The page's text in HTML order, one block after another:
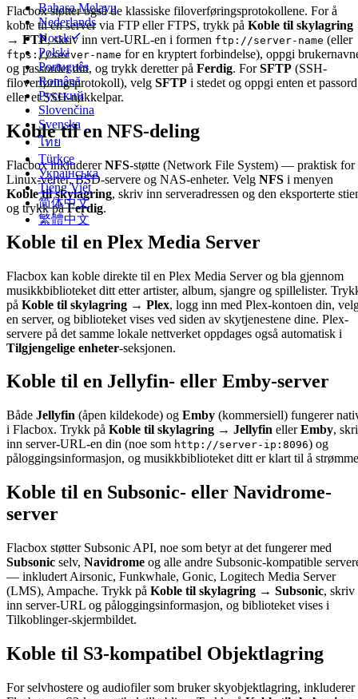
Bahasa Melayu
Nederlands
Norsk
Polski
Português
Română
Русский
Slovenčina
Svenska
ไทย
Türkçe
Українська
Tiếng Việt
简体中文
繁體中文
Flacbox støtter også de klassiske filoverføringsprotokollene. For å
koble til en server via FTP eller FTPS, trykk på Koble til skylagring
→ FTP, skriv inn vert-URL-en i formen ftp://server-name (eller
ftps://server-name for en kryptert forbindelse), oppgi
og passordet ditt, og trykk deretter på Ferdig. ForSFTP (SSH-
filoverføringsprotokoll), velg SFTP i stedet og oppgi enten et passord
eller et SSH-nøkkelpar.
Koble til en NFS-deling
Flacbox inkludererNFS-støtte (Network File System) — praktisk for
Linux-verter, BSD-servere og NAS-enheter. Velg NFS i menyen
Koble til skylagring, skriv inn serveradressen og den eksporterte
og trykk påFerdig.
Koble til en Plex Media Server
Flacbox kan koble direkte til en Plex Media Server og bla gjennom
musikkbiblioteket ditt etter artister, album, sjangre og spillelister.
på Koble til skylagring → Plex, logg inn med Plex-kontoen din,
en server, og biblioteket vises ved siden av skytjenestene dine. Plex-
servere på det samme lokale nettverket oppdages også automatisk i
Tilgjengelige enheter-seksjonen.
Koble til en Jellyfin- eller Emby-server
Både Jellyfin (åpen kildekode) og Emby (kommersiell) fungerer
i Flacbox. Trykk på Koble til skylagring → Jellyfin ellerEmby,
inn server-URL-en din (noe som http://server-ip:8096) og
påloggingsinformasjon, og musikkbiblioteket ditt er klart til å
Koble til en Subsonic- eller Navidrome-
server
Flacbox støtter Subsonic API, noe som betyr at det fungerer med
Subsonic selv, Navidrome og alle andre Subsonic-kompatible
— inkludert Airsonic, Funkwhale, Gonic, Logitech Media Server
(LMS), Ampache. Trykk på Koble til skylagring → Subsonic, skriv
inn server-URL og påloggingsinformasjon, og biblioteket vises i
Tilkoblinger-skjermbildet.
Koble til S3-kompatibel Objektlagring
For selvhostere og audiofiler som bruker skyobjektlagring, inkluderer